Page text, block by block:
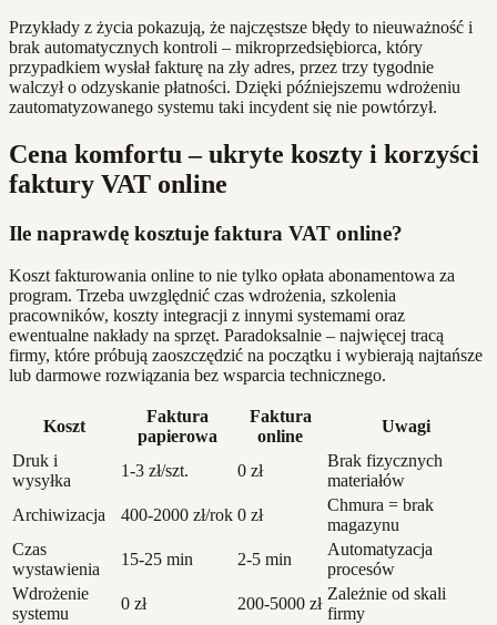
Przykłady z życia pokazują, że najczęstsze błędy to nieuważność i
brak automatycznych kontroli – mikroprzedsiębiorca, który
przypadkiem wysłał fakturę na zły adres, przez trzy tygodnie
walczył o odzyskanie płatności. Dzięki późniejszemu wdrożeniu
zautomatyzowanego systemu taki incydent się nie powtórzył.
Cena komfortu – ukryte koszty i korzyści
faktury VAT online
Ile naprawdę kosztuje faktura VAT online?
Koszt fakturowania online to nie tylko opłata abonamentowa za
program. Trzeba uwzględnić czas wdrożenia, szkolenia
pracowników, koszty integracji z innymi systemami oraz
ewentualne nakłady na sprzęt. Paradoksalnie – najwięcej tracą
firmy, które próbują zaoszczędzić na początku i wybierają najtańsze
lub darmowe rozwiązania bez wsparcia technicznego.
Koszt
Faktura
papierowa
Faktura
online
Uwagi
Druk i
wysyłka
1-3 zł/szt. 0 zł
Brak fizycznych
materiałów
Archiwizacja
400-2000 zł/rok 0 zł
Chmura = brak
magazynu
Czas
wystawienia
15-25 min 2-5 min
Automatyzacja
procesów
Wdrożenie
systemu
0 zł 200-5000 zł
Zależnie od skali
firmy